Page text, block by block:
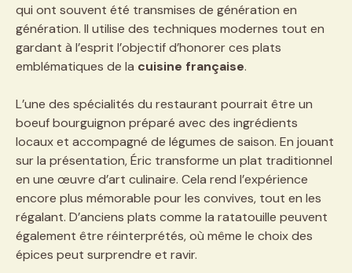
qui ont souvent été transmises de génération en
génération. Il utilise des techniques modernes tout en
gardant à l’esprit l’objectif d’honorer ces plats
emblématiques de la cuisine française.
L’une des spécialités du restaurant pourrait être un
boeuf bourguignon préparé avec des ingrédients
locaux et accompagné de légumes de saison. En jouant
sur la présentation, Éric transforme un plat traditionnel
en une œuvre d’art culinaire. Cela rend l’expérience
encore plus mémorable pour les convives, tout en les
régalant. D’anciens plats comme la ratatouille peuvent
également être réinterprétés, où même le choix des
épices peut surprendre et ravir.